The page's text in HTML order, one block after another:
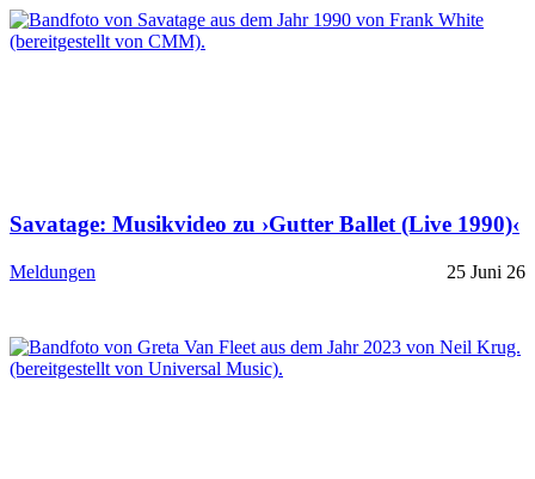
Savatage: Musikvideo zu ›Gutter Ballet (Live 1990)‹
Meldungen 25 Juni 26